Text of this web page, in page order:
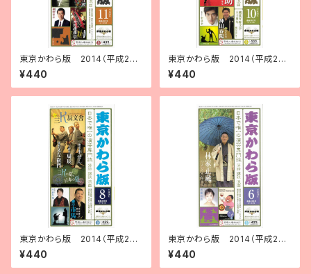
東京かわら版 2014（平成26）
年11月号
¥440
東京かわら版 2014（平成26）
年10月号
¥440
東京かわら版 2014（平成26）
年８月号
¥440
東京かわら版 2014（平成26）
年６月号
¥440